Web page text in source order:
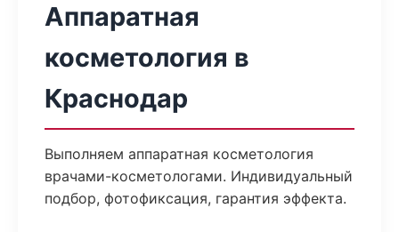
Аппаратная
косметология в
Краснодар
Выполняем аппаратная косметология
врачами-косметологами. Индивидуальный
подбор, фотофиксация, гарантия эффекта.